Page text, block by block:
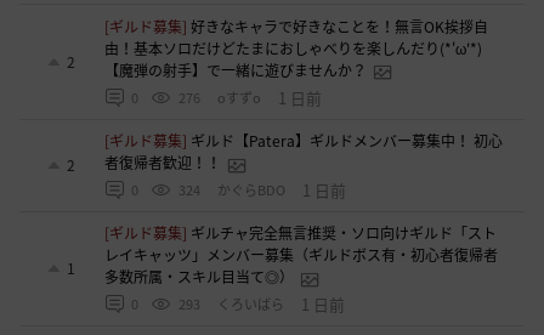
2
[ギルド募集]好きなキャラで好きなことを！無言OK挨拶自
由！基本ソロだけどたまにおしゃべりを楽しんだり(*'ω'*)
【魔弾の射手】で一緒に遊びませんか？
0 276 oすずo 1 日前
2
[ギルド募集] ギルド【Patera】ギルドメンバー募集中！ 初心
者復帰者歓迎！！
0 324 かぐらBDO 1 日前
1
[ギルド募集] ギルチャ完全無言推奨・ソロ向けギルド「スト
レイキャッツ」メンバー募集（ギルドボス有・初心者復帰者
多数所属・スキル目当て◎）
0 293 くろいばら 1 日前